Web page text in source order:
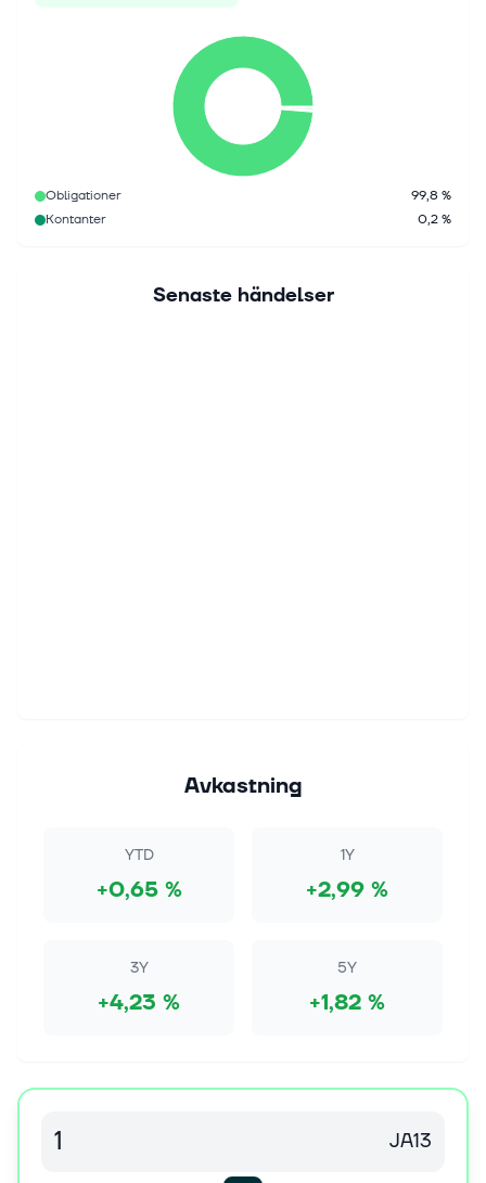
Obligationer
99,8 %
Kontanter
0,2 %
Senaste händelser
Avkastning
YTD
+0,65 %
1Y
+2,99 %
3Y
+4,23 %
5Y
+1,82 %
JA13